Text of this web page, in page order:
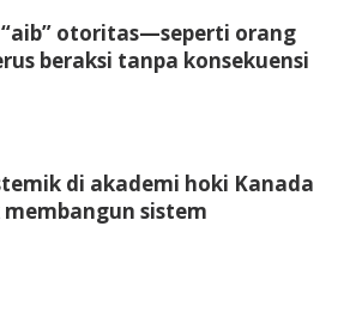
otoritas—seperti orang
beraksi tanpa konsekuensi
di akademi hoki Kanada
sistem